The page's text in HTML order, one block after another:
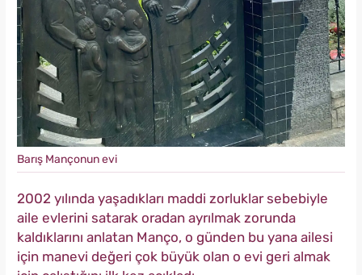
Barış Mançonun evi
2002 yılında yaşadıkları maddi zorluklar sebebiyle
aile evlerini satarak oradan ayrılmak zorunda
kaldıklarını anlatan Manço, o günden bu yana ailesi
için manevi değeri çok büyük olan o evi geri almak